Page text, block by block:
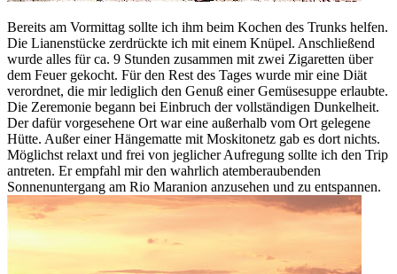
Bereits am Vormittag sollte ich ihm beim Kochen des Trunks helfen.
Die Lianenstücke zerdrückte ich mit einem Knüpel. Anschließend
wurde alles für ca. 9 Stunden zusammen mit zwei Zigaretten über
dem Feuer gekocht. Für den Rest des Tages wurde mir eine Diät
verordnet, die mir lediglich den Genuß einer Gemüsesuppe erlaubte.
Die Zeremonie begann bei Einbruch der vollständigen Dunkelheit.
Der dafür vorgesehene Ort war eine außerhalb vom Ort gelegene
Hütte. Außer einer Hängematte mit Moskitonetz gab es dort nichts.
Möglichst relaxt und frei von jeglicher Aufregung sollte ich den Trip
antreten. Er empfahl mir den wahrlich atemberaubenden
Sonnenuntergang am Rio Maranion anzusehen und zu entspannen.